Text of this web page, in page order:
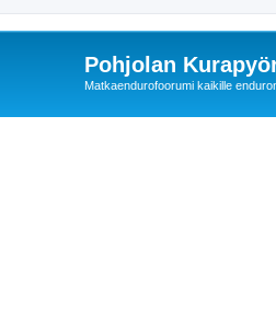
Pohjolan
Matkaendurofoorumi kaikille